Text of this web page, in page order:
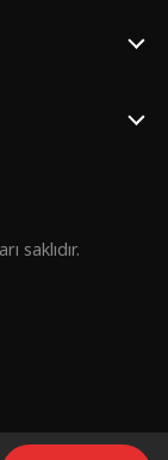
saklıdır.